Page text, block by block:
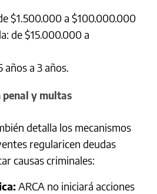
$1.500.000 a $100.000.000
de $15.000.000 a
años a 3 años.
penal y multas
detalla los mecanismos
regularicen deudas
causas criminales:
ARCA no iniciará acciones